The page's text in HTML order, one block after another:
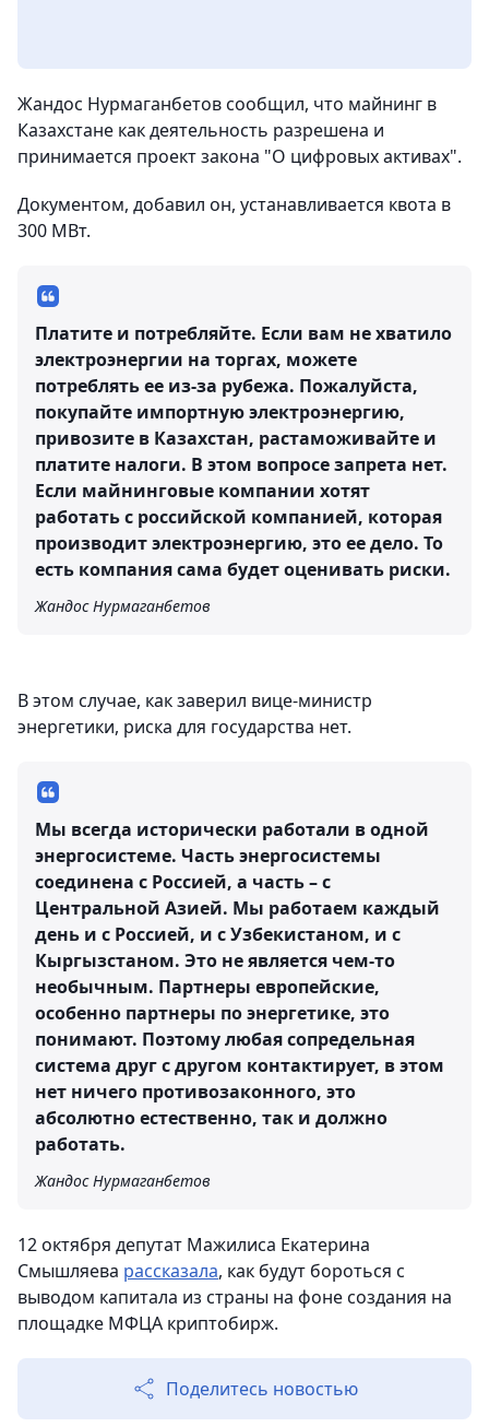
Жандос Нурмаганбетов сообщил, что майнинг в
Казахстане как деятельность разрешена и
принимается проект закона "О цифровых активах".
Документом, добавил он, устанавливается квота в
300 МВт.
Платите и потребляйте. Если вам не хватило
электроэнергии на торгах, можете
потреблять ее из-за рубежа. Пожалуйста,
покупайте импортную электроэнергию,
привозите в Казахстан, растаможивайте и
платите налоги. В этом вопросе запрета нет.
Если майнинговые компании хотят
работать с российской компанией, которая
производит электроэнергию, это ее дело. То
есть компания сама будет оценивать риски.
Жандос Нурмаганбетов
В этом случае, как заверил вице-министр
энергетики, риска для государства нет.
Мы всегда исторически работали в одной
энергосистеме. Часть энергосистемы
соединена с Россией, а часть – с
Центральной Азией. Мы работаем каждый
день и с Россией, и с Узбекистаном, и с
Кыргызстаном. Это не является чем-то
необычным. Партнеры европейские,
особенно партнеры по энергетике, это
понимают. Поэтому любая сопредельная
система друг с другом контактирует, в этом
нет ничего противозаконного, это
абсолютно естественно, так и должно
работать.
Жандос Нурмаганбетов
12 октября депутат Мажилиса Екатерина
Смышляева рассказала, как будут бороться с
выводом капитала из страны на фоне создания на
площадке МФЦА криптобирж.
Поделитесь новостью